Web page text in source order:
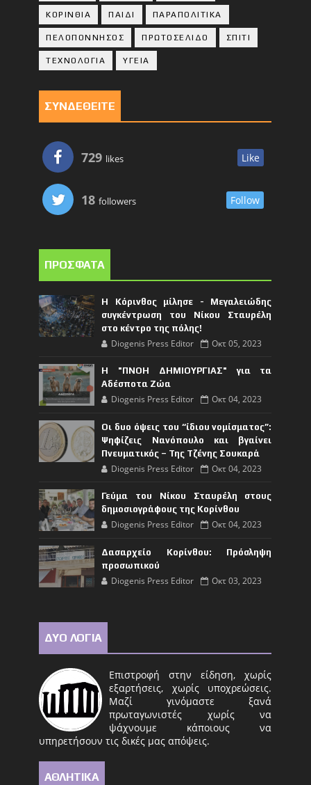
ΚΟΡΙΝΘΙA ΠΑΙΔΙ ΠΑΡΑΠΟΛΙΤΙΚΑ
ΠΕΛΟΠΟΝΝΗΣΟΣ ΠΡΩΤΟΣΕΛΙΔΟ ΣΠΙΤΙ
ΤΕΧΝΟΛΟΓΙΑ ΥΓΕΙΑ
ΣΥΝΔΕΘΕΙΤΕ
729 likes Like
18 followers Follow
ΠΡΟΣΦΑΤΑ
Η Κόρινθος μίλησε - Μεγαλειώδης
συγκέντρωση του Νίκου Σταυρέλη
στο κέντρο της πόλης!
Diogenis Press Editor Οκτ 05, 2023
Η "ΠΝΟΗ ΔΗΜΙΟΥΡΓΙΑΣ" για τα
Αδέσποτα Ζώα
Diogenis Press Editor Οκτ 04, 2023
Οι δυο όψεις του “ίδιου νομίσματος”:
Ψηφίζεις Νανόπουλο και βγαίνει
Πνευματικός – Της Τζένης Σουκαρά
Diogenis Press Editor Οκτ 04, 2023
Γεύμα του Νίκου Σταυρέλη στους
δημοσιογράφους της Κορίνθου
Diogenis Press Editor Οκτ 04, 2023
Δασαρχείο Κορίνθου: Πρόσληψη
προσωπικού
Diogenis Press Editor Οκτ 03, 2023
ΔΥΟ ΛΟΓΙΑ
Επιστροφή στην είδηση, χωρίς
εξαρτήσεις, χωρίς υποχρεώσεις.
Μαζί γινόμαστε ξανά
πρωταγωνιστές χωρίς να
ψάχνουμε κάποιους να
υπηρετήσουν τις δικές μας απόψεις.
ΑΘΛΗΤΙΚΑ